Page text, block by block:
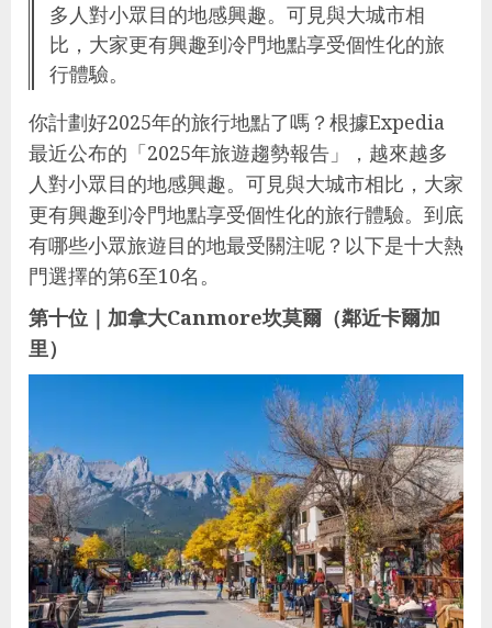
多人對小眾目的地感興趣。可見與大城市相
比，大家更有興趣到冷門地點享受個性化的旅
行體驗。
你計劃好2025年的旅行地點了嗎？根據Expedia
最近公布的「2025年旅遊趨勢報告」，越來越多
人對小眾目的地感興趣。可見與大城市相比，大家
更有興趣到冷門地點享受個性化的旅行體驗。到底
有哪些小眾旅遊目的地最受關注呢？以下是十大熱
門選擇的第6至10名。
第十位｜加拿大Canmore坎莫爾（鄰近卡爾加
里）